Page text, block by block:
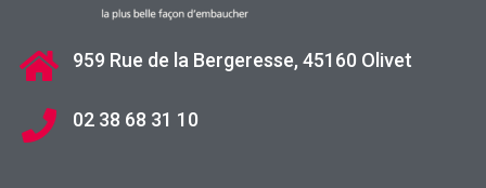
959 Rue de la Bergeresse, 45160 Olivet
02 38 68 31 10